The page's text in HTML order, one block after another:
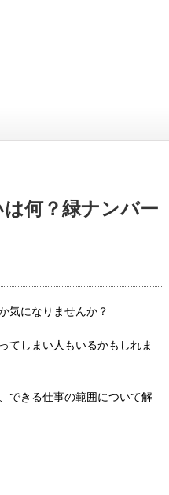
何？緑ナンバー
気になりませんか？
てしまい人もいるかもしれま
できる仕事の範囲について解